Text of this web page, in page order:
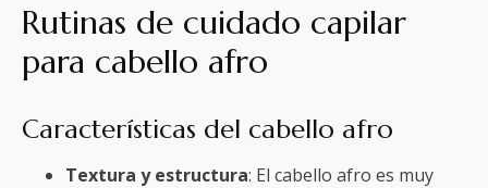
Rutinas de cuidado capilar
para cabello afro
Características del cabello afro
Textura y estructura: El cabello afro es muy